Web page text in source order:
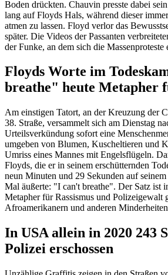
Boden drückten. Chauvin presste dabei
lang auf Floyds Hals, während dieser
atmen zu lassen. Floyd verlor das
später. Die Videos der Passanten
der Funke, an dem sich die Massenproteste
Floyds Worte im
breathe" heute Metapher
Am einstigen Tatort, an der Kreuzung der
38. Straße, versammelt sich am Dienstag
Urteilsverkündung sofort eine
umgeben von Blumen, Kuscheltieren und
Umriss eines Mannes mit Engelsflügeln.
Floyds, die er in seinem erschütternden
neun Minuten und 29 Sekunden auf
Mal äußerte: "I can't breathe". Der Satz ist
Metapher für Rassismus und Polizeigewalt
Afroamerikanern und anderen
In USA allein in 2020 243
Polizei erschossen